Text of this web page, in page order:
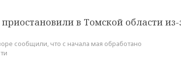
в Томской области из-
сообщили, что с начала мая обработано